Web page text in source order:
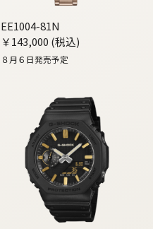
EE1004-81N
￥143,000 (税込)
８月６日発売予定